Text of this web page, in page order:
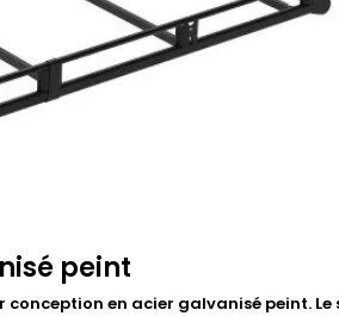
peint
en acier galvanisé peint. Le